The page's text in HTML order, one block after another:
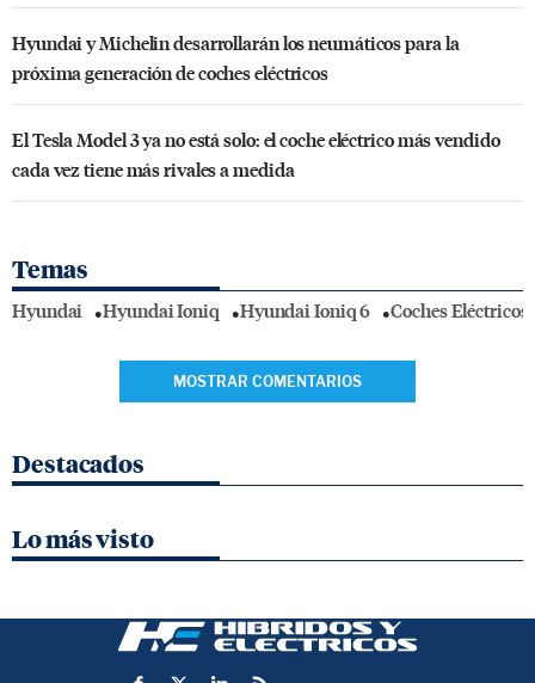
Hyundai y Michelin desarrollarán los neumáticos para la
próxima generación de coches eléctricos
El Tesla Model 3 ya no está solo: el coche eléctrico más vendido
cada vez tiene más rivales a medida
Temas
Hyundai Hyundai Ioniq Hyundai Ioniq 6 Coches Eléctricos
MOSTRAR COMENTARIOS
Destacados
Lo más visto